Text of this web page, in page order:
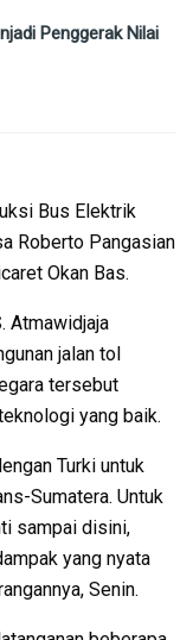
Penggerak Nilai
Bus Elektrik
Roberto Pangasian
Okan Bas.
Atmawidjaja
jalan tol
tersebut
yang baik.
Turki untuk
Sumatera. Untuk
sampai disini,
yang nyata
Senin.